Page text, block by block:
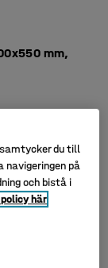
mm,
du till
på
och bistå i
här